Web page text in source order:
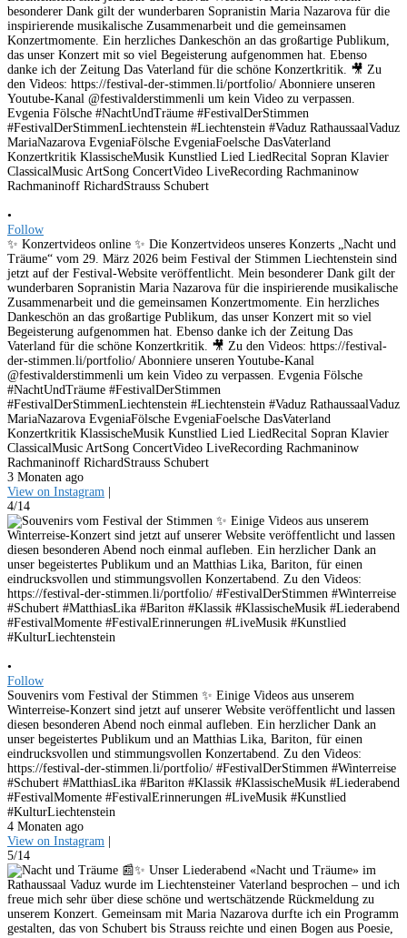
•
Follow
✨ Konzertvideos online ✨ Die Konzertvideos unseres Konzerts „Nacht und
Träume“ vom 29. März 2026 beim Festival der Stimmen Liechtenstein sind
jetzt auf der Festival-Website veröffentlicht. Mein besonderer Dank gilt der
wunderbaren Sopranistin Maria Nazarova für die inspirierende musikalische
Zusammenarbeit und die gemeinsamen Konzertmomente. Ein herzliches
Dankeschön an das großartige Publikum, das unser Konzert mit so viel
Begeisterung aufgenommen hat. Ebenso danke ich der Zeitung Das
Vaterland für die schöne Konzertkritik. 🎥 Zu den Videos: https://festival-
der-stimmen.li/portfolio/ Abonniere unseren Youtube-Kanal
@festivalderstimmenli um kein Video zu verpassen. Evgenia Fölsche
#NachtUndTräume #FestivalDerStimmen
#FestivalDerStimmenLiechtenstein #Liechtenstein #Vaduz RathaussaalVaduz
MariaNazarova EvgeniaFölsche EvgeniaFoelsche DasVaterland
Konzertkritik KlassischeMusik Kunstlied Lied LiedRecital Sopran Klavier
ClassicalMusic ArtSong ConcertVideo LiveRecording Rachmaninow
Rachmaninoff RichardStrauss Schubert
3 Monaten ago
View on Instagram
4/14
•
Follow
Souvenirs vom Festival der Stimmen ✨ Einige Videos aus unserem
Winterreise-Konzert sind jetzt auf unserer Website veröffentlicht und lassen
diesen besonderen Abend noch einmal aufleben. Ein herzlicher Dank an
unser begeistertes Publikum und an Matthias Lika, Bariton, für einen
eindrucksvollen und stimmungsvollen Konzertabend. Zu den Videos:
https://festival-der-stimmen.li/portfolio/ #FestivalDerStimmen #Winterreise
#Schubert #MatthiasLika #Bariton #Klassik #KlassischeMusik #Liederabend
#FestivalMomente #FestivalErinnerungen #LiveMusik #Kunstlied
#KulturLiechtenstein
4 Monaten ago
View on Instagram
5/14